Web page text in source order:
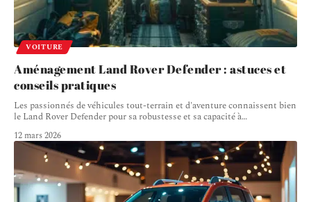
VOITURE
Aménagement Land Rover Defender : astuces et
conseils pratiques
Les passionnés de véhicules tout-terrain et d'aventure connaissent bien
le Land Rover Defender pour sa robustesse et sa capacité à…
12 mars 2026